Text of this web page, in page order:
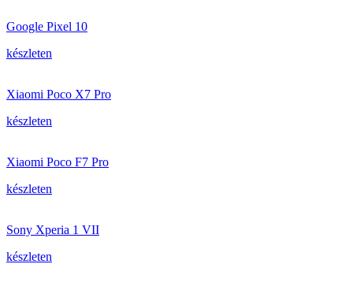
Google Pixel 10
készleten
Xiaomi Poco X7 Pro
készleten
Xiaomi Poco F7 Pro
készleten
Sony Xperia 1 VII
készleten